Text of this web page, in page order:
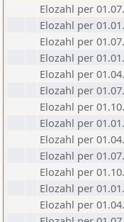
Elozahl per
Elozahl per
Elozahl per
Elozahl per
Elozahl per
Elozahl per
Elozahl per
Elozahl per
Elozahl per
Elozahl per
Elozahl per
Elozahl per
Elozahl per